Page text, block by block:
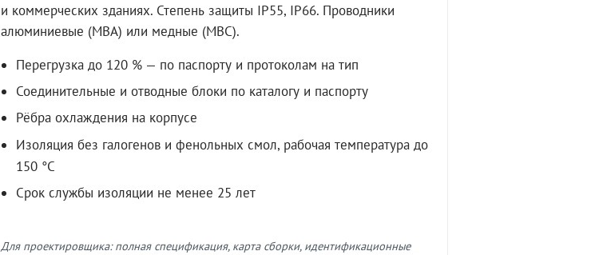
и коммерческих зданиях. Степень защиты IP55, IP66. Проводники
алюминиевые (МВА) или медные (МВС).
Перегрузка до 120 % — по паспорту и протоколам на тип
Соединительные и отводные блоки по каталогу и паспорту
Рёбра охлаждения на корпусе
Изоляция без галогенов и фенольных смол, рабочая температура до
150 °C
Срок службы изоляции не менее 25 лет
Для проектировщика: полная спецификация, карта сборки, идентификационные